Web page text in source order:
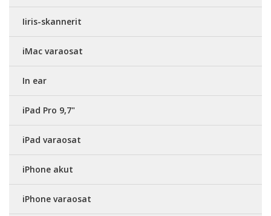
Iiris-skannerit
iMac varaosat
In ear
iPad Pro 9,7"
iPad varaosat
iPhone akut
iPhone varaosat